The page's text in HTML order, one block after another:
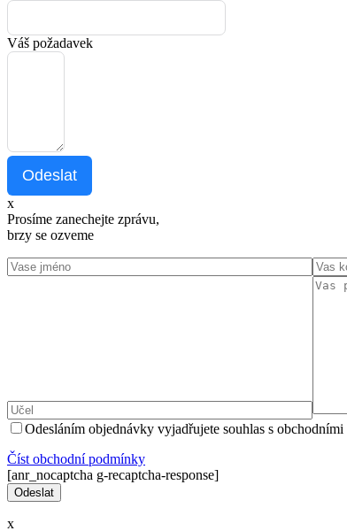
Váš požadavek
Odeslat
x
Prosíme zanechejte zprávu,
brzy se ozveme
Odesláním objednávky vyjadřujete souhlas s
Číst оbchodní podmínky
[anr_nocaptcha g-recaptcha-response]
x